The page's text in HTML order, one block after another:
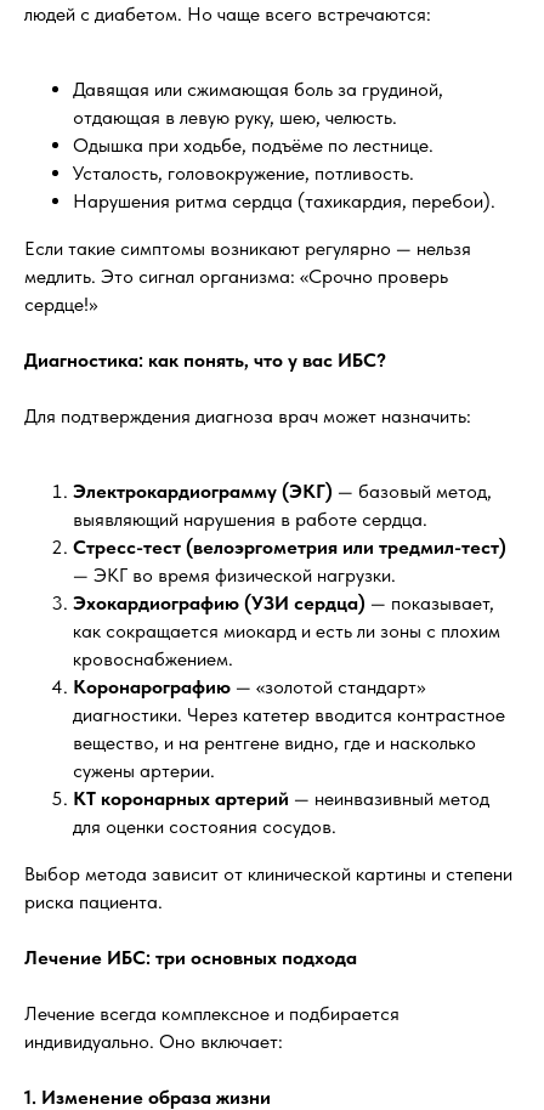
людей с диабетом. Но чаще всего встречаются:
Давящая или сжимающая боль за грудиной,
отдающая в левую руку, шею, челюсть.
Одышка при ходьбе, подъёме по лестнице.
Усталость, головокружение, потливость.
Нарушения ритма сердца (тахикардия, перебои).
Если такие симптомы возникают регулярно — нельзя
медлить. Это сигнал организма: «Срочно проверь
сердце!»
Диагностика: как понять, что у вас ИБС?
Для подтверждения диагноза врач может назначить:
Электрокардиограмму (ЭКГ) — базовый метод,
выявляющий нарушения в работе сердца.
Стресс-тест (велоэргометрия или тредмил-тест)
— ЭКГ во время физической нагрузки.
Эхокардиографию (УЗИ сердца) — показывает,
как сокращается миокард и есть ли зоны с плохим
кровоснабжением.
Коронарографию — «золотой стандарт»
диагностики. Через катетер вводится контрастное
вещество, и на рентгене видно, где и насколько
сужены артерии.
КТ коронарных артерий — неинвазивный метод
для оценки состояния сосудов.
Выбор метода зависит от клинической картины и степени
риска пациента.
Лечение ИБС: три основных подхода
Лечение всегда комплексное и подбирается
индивидуально. Оно включает:
1. Изменение образа жизни